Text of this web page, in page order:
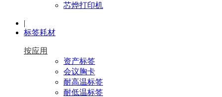
芯烨打印机
|
标签耗材
按应用
资产标签
会议胸卡
耐高温标签
耐低温标签